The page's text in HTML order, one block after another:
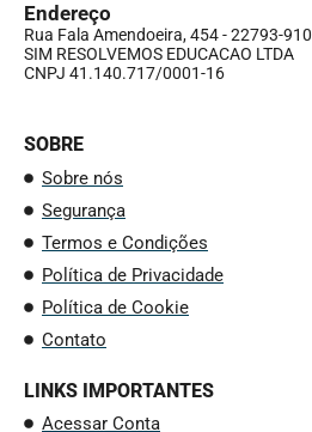
Endereço
Rua Fala Amendoeira, 454 - 22793-910
SIM RESOLVEMOS EDUCACAO LTDA
CNPJ 41.140.717/0001-16
SOBRE
Sobre nós
Segurança
Termos e Condições
Política de Privacidade
Política de Cookie
Contato
LINKS IMPORTANTES
Acessar Conta